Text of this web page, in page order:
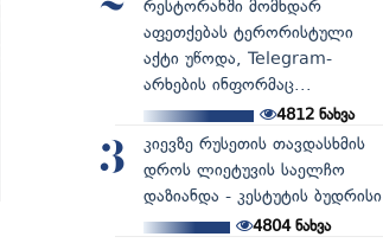
რესტორანში მომხდარ
აფეთქებას ტერორისტული
აქტი უწოდა, Telegram-
არხების ინფორმაც...
4812 ნახვა
3
კიევზე რუსეთის თავდასხმის
დროს ლიეტუვის საელჩო
დაზიანდა - კესტუტის ბუდრისი
4804ნახვა